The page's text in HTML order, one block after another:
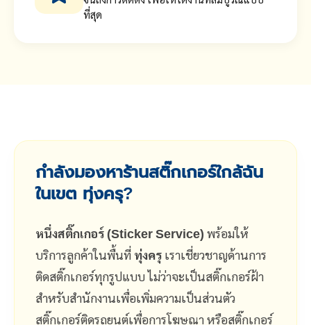
ที่สุด
กำลังมองหาร้านสติ๊กเกอร์ใกล้ฉัน
ในเขต ทุ่งครุ?
หนึ่งสติ๊กเกอร์ (Sticker Service) พร้อมให้
บริการลูกค้าในพื้นที่ ทุ่งครุ เราเชี่ยวชาญด้านการ
ติดสติ๊กเกอร์ทุกรูปแบบ ไม่ว่าจะเป็นสติ๊กเกอร์ฝ้า
สำหรับสำนักงานเพื่อเพิ่มความเป็นส่วนตัว
สติ๊กเกอร์ติดรถยนต์เพื่อการโฆษณา หรือสติ๊กเกอร์